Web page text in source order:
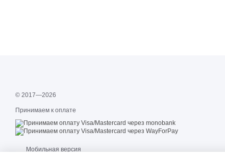
© 2017—2026
Принимаем к оплате
Мобильная версия